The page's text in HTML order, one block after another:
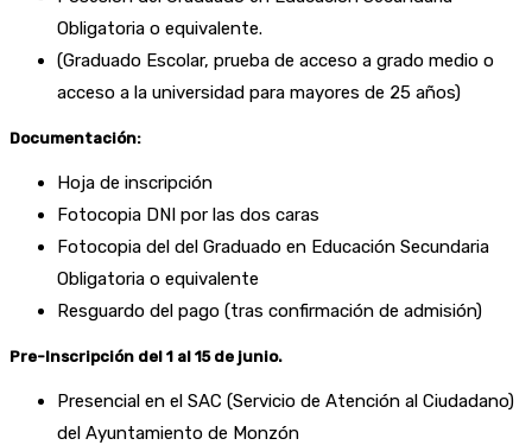
Obligatoria o equivalente.
(Graduado Escolar, prueba de acceso a grado medio o
acceso a la universidad para mayores de 25 años)
Documentación:
Hoja de inscripción
Fotocopia DNI por las dos caras
Fotocopia del del Graduado en Educación Secundaria
Obligatoria o equivalente
Resguardo del pago (tras confirmación de admisión)
Pre-Inscripción del 1 al 15 de junio.
Presencial en el SAC (Servicio de Atención al Ciudadano)
del Ayuntamiento de Monzón